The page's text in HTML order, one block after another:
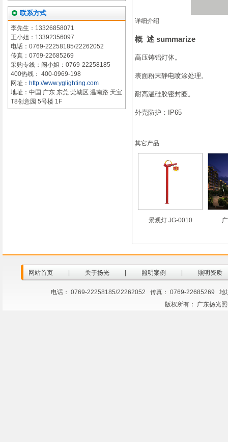
联系方式
李先生：13326858071
王小姐：13392356097
电话：0769-22258185/22262052
传真：0769-22685269
采购专线：阚小姐：0769-22258185
400热线： 400-0969-198
网址： http://www.yglighting.com
地址：中国 广东 东莞 莞城区 温南路 天宝
T8创意园 5号楼 1F
详细介绍
概 述 summarize
高压铸铝灯体。
表面粉末静电喷涂处理。
耐高温硅胶密封圈。
外壳防护：IP65
其它产品
景观灯 JG-0010
网站首页 关于扬光 照明案例 照明资质
电话： 0769-22258185/22262052 传真： 0769-22685269 地
版权所有： 广东扬光